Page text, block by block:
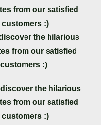
from our satisfied
customers :)
the hilarious
from our satisfied
customers :)
discover the hilarious
from our satisfied
customers :)